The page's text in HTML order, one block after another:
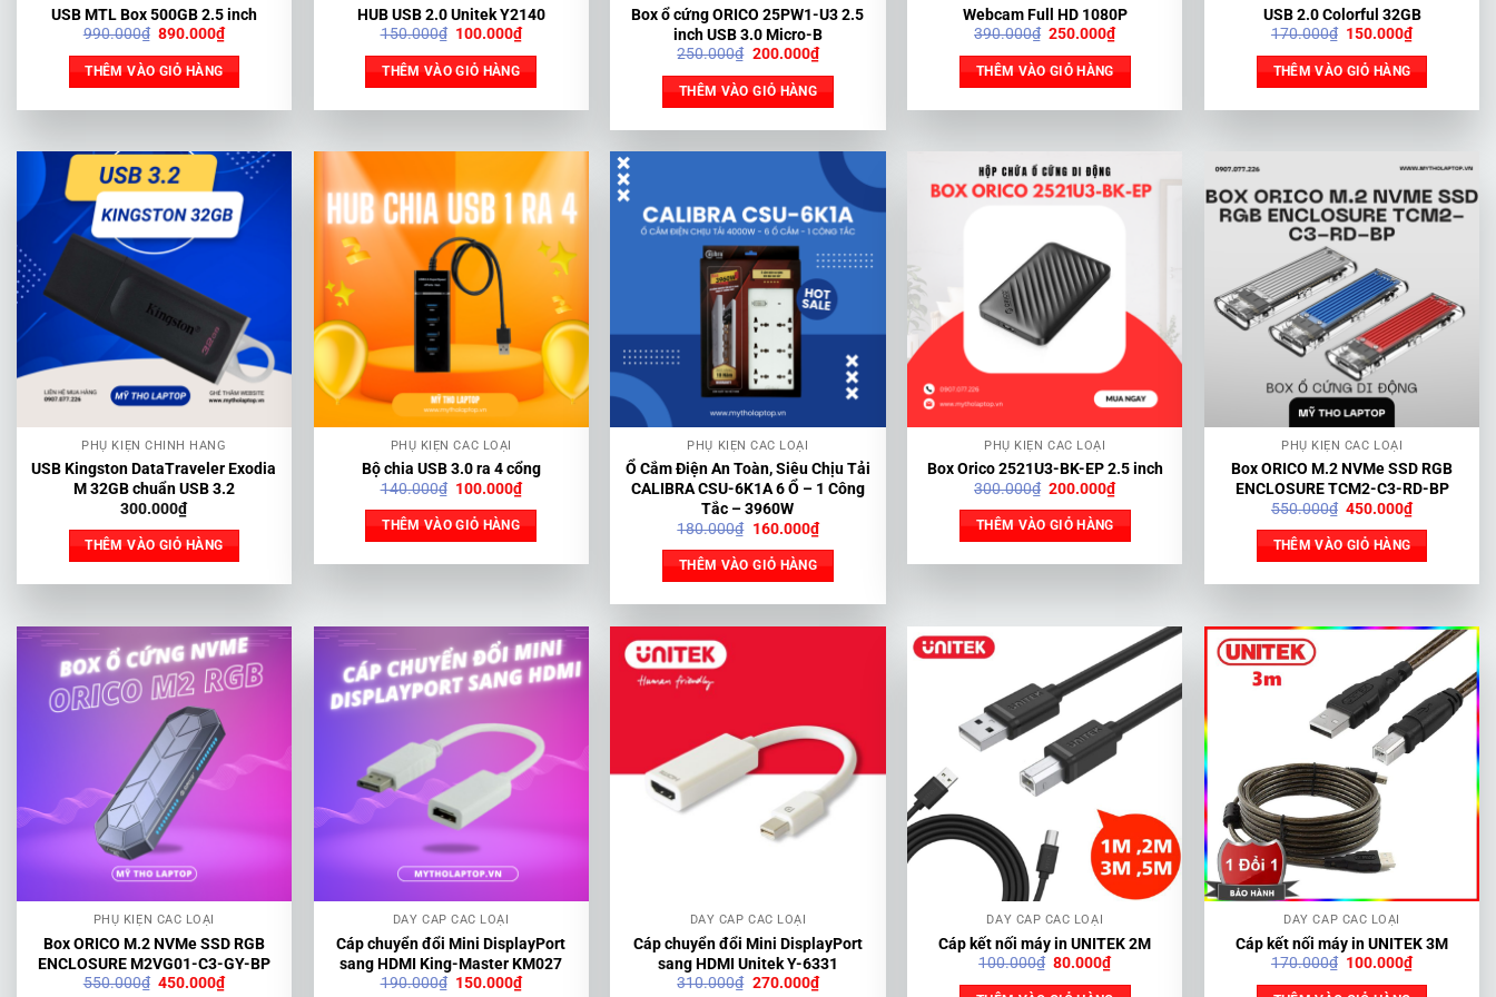
USB MTL Box 500GB 2.5 inch
990.000₫ Giá
là:
990.000₫.
890.000₫Giá
hiện
THÊM VÀO GIỎ HÀNG
HUB USB 2.0 Unitek Y2140
150.000₫ Giá
là:
150.000₫.
100.000₫Giá
hiện
THÊM VÀO GIỎ HÀNG
Box ổ cứng ORICO 25PW1-U3 2.5
inch USB 3.0 Micro-B
250.000₫ Giá
là:
250.000₫.
200.000₫Giá
hiện
THÊM VÀO GIỎ HÀNG
Webcam Full HD 1080P
390.000₫ Giá
là:
390.000₫.
250.000₫Giá
hiện
THÊM VÀO GIỎ HÀNG
USB 2.0 Colorful 32GB
170.000₫ Giá
là:
170.000₫.
150.000₫Giá
hiện
THÊM VÀO GIỎ HÀNG
PHỤ KIỆN CHÍNH HÃNG
USB Kingston DataTraveler Exodia
M 32GB chuẩn USB 3.2
300.000₫
THÊM VÀO GIỎ HÀNG
PHỤ KIỆN CÁC LOẠI
Bộ chia USB 3.0 ra 4 cổng
140.000₫ Giá
là:
140.000₫.
100.000₫Giá
hiện
THÊM VÀO GIỎ HÀNG
PHỤ KIỆN CÁC LOẠI
Ổ Cắm Điện An Toàn, Siêu Chịu Tải
CALIBRA CSU-6K1A 6 Ổ – 1 Công
Tắc – 3960W
180.000₫ Giá
là:
180.000₫.
160.000₫Giá
hiện
THÊM VÀO GIỎ HÀNG
PHỤ KIỆN CÁC LOẠI
Box Orico 2521U3-BK-EP 2.5 inch
300.000₫ Giá
là:
300.000₫.
200.000₫Giá
hiện
THÊM VÀO GIỎ HÀNG
PHỤ KIỆN CÁC LOẠI
Box ORICO M.2 NVMe SSD RGB
ENCLOSURE TCM2-C3-RD-BP
550.000₫ Giá
là:
550.000₫.
450.000₫Giá
hiện
THÊM VÀO GIỎ HÀNG
PHỤ KIỆN CÁC LOẠI
Box ORICO M.2 NVMe SSD RGB
ENCLOSURE M2VG01-C3-GY-BP
550.000₫ Giá
450.000₫Giá
DÂY CÁP CÁC LOẠI
Cáp chuyển đổi Mini DisplayPort
sang HDMI King-Master KM027
190.000₫ Giá
150.000₫Giá
DÂY CÁP CÁC LOẠI
Cáp chuyển đổi Mini DisplayPort
sang HDMI Unitek Y-6331
310.000₫ Giá
270.000₫Giá
DÂY CÁP CÁC LOẠI
Cáp kết nối máy in UNITEK 2M
100.000₫ Giá
80.000₫Giá
hiện
DÂY CÁP CÁC LOẠI
Cáp kết nối máy in UNITEK 3M
170.000₫ Giá
100.000₫Giá
hiện